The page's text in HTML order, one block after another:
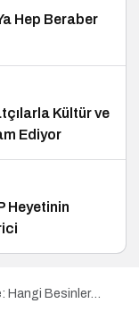
Hep Beraber
Kültür ve
Ediyor
Heyetinin
Hangi Besinler